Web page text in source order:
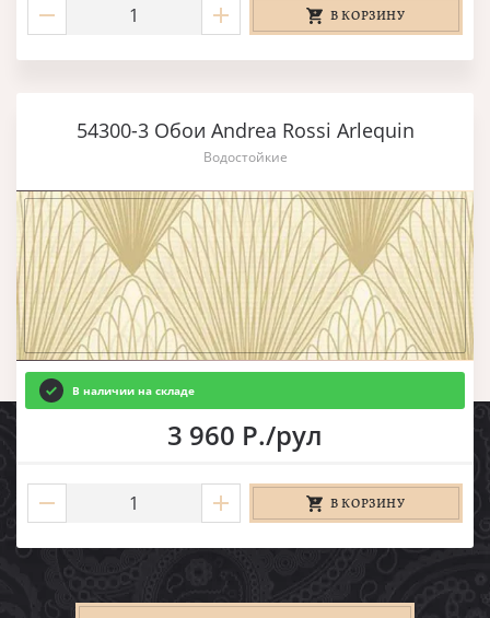
В КОРЗИНУ
54300-3 Обои Andrea Rossi Arlequin
Водостойкие
В наличии на складе
3 960 Р./рул
В КОРЗИНУ